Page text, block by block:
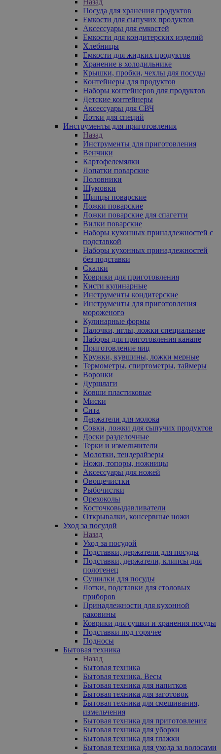
Посуда для хранения продуктов
Емкости для сыпучих продуктов
Аксессуары для емкостей
Емкости для кондитерских изделий
Хлебницы
Емкости для жидких продуктов
Хранение в холодильнике
Крышки, пробки, чехлы для посуды
Контейнеры для продуктов
Наборы контейнеров для продуктов
Детские контейнеры
Аксессуары для СВЧ
Лотки для специй
Инструменты для приготовления
Назад
Инструменты для приготовления
Венчики
Картофелемялки
Лопатки поварские
Половники
Шумовки
Щипцы поварские
Ложки поварские
Ложки поварские для спагетти
Вилки поварские
Наборы кухонных принадлежностей с
подставкой
Наборы кухонных принадлежностей
без подставки
Скалки
Коврики для приготовления
Кисти кулинарные
Инструменты кондитерские
Инструменты для приготовления
мороженого
Кулинарные формы
Палочки, иглы, ложки специальные
Наборы для приготовления канапе
Приготовление яиц
Кружки, кувшины, ложки мерные
Термометры, спиртометры, таймеры
Воронки
Дуршлаги
Ковши пластиковые
Миски
Сита
Держатели для молока
Совки, ложки для сыпучих продуктов
Доски разделочные
Терки и измельчители
Молотки, тендерайзеры
Ножи, топоры, ножницы
Аксессуары для ножей
Овощечистки
Рыбочистки
Орехоколы
Косточковыдавливатели
Открывалки, консервные ножи
Уход за посудой
Назад
Уход за посудой
Подставки, держатели для посуды
Подставки, держатели, клипсы для
полотенец
Сушилки для посуды
Лотки, подставки для столовых
приборов
Принадлежности для кухонной
раковины
Коврики для сушки и хранения посуды
Подставки под горячее
Подносы
Бытовая техника
Назад
Бытовая техника
Бытовая техника. Весы
Бытовая техника для напитков
Бытовая техника для заготовок
Бытовая техника для смешивания,
измельчения
Бытовая техника для приготовления
Бытовая техника для уборки
Бытовая техника для глажки
Бытовая техника для ухода за волосами